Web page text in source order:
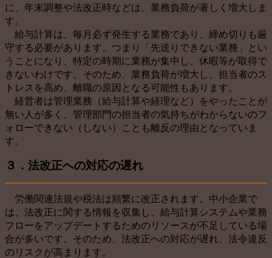
に、年末調整や法改正時などは、業務負荷が著しく増大しま
す。
給与計算は、毎月必ず発生する業務であり、締め切りも厳
守する必要があります。つまり「先送りできない業務」とい
うことになり、特定の時期に業務が集中し、休暇等が取得で
きないわけです。そのため、業務負荷が増大し、担当者のス
トレスを高め、離職の原因となる可能性もあります。
経営者は管理業務（給与計算や経理など）をやったことが
無い人が多く、管理部門の担当者の気持ちがわからないのフ
ォローできない（しない）ことも離反の理由となっていま
す。
３．法改正への対応の遅れ
労働関連法規や税法は頻繁に改正されます。中小企業で
は、法改正に関する情報を収集し、給与計算システムや業務
フローをアップデートするためのリソースが不足している場
合が多いです。そのため、法改正への対応が遅れ、法令違反
のリスクが高まります。